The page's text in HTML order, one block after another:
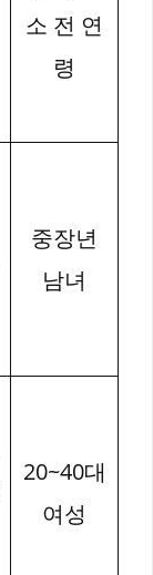
소 전 연
령
중장년
남녀
20~40대
여성